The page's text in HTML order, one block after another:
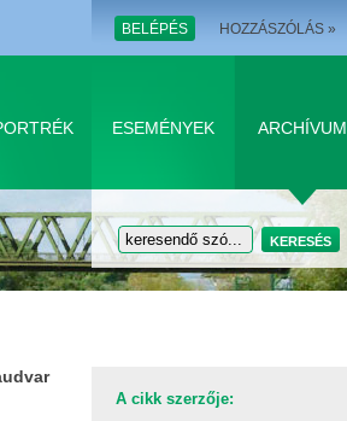
BELÉPÉS HOZZÁSZÓLÁS »
ESEMÉNYEK ARCHÍVUM
A cikk szerzője: